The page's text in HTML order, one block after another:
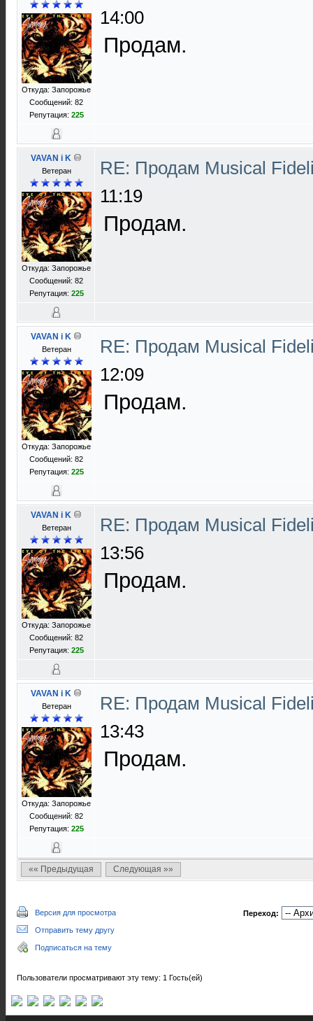
Откуда: Запорожье
Сообщений: 82
Репутация: 225
14:00
Продам.
VAVAN i K
Ветеран
Откуда: Запорожье
Сообщений: 82
Репутация: 225
RE: Продам Musical
11:19
Продам.
VAVAN i K
Ветеран
Откуда: Запорожье
Сообщений: 82
Репутация: 225
RE: Продам Musical
12:09
Продам.
VAVAN i K
Ветеран
Откуда: Запорожье
Сообщений: 82
Репутация: 225
RE: Продам Musical
13:56
Продам.
VAVAN i K
Ветеран
Откуда: Запорожье
Сообщений: 82
Репутация: 225
RE: Продам Musical
13:43
Продам.
«« Предыдущая Следующая »»
Версия для просмотра
Отправить тему другу
Подписаться на тему
Переход:
Пользователи просматривают эту тему: 1 Гость(ей)